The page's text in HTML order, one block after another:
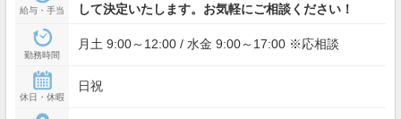
給与・手当
して決定いたします。お気軽にご相談ください！
勤務時間
月土 9:00～12:00 / 水金 9:00～17:00 ※応相談
休日・休暇
日祝